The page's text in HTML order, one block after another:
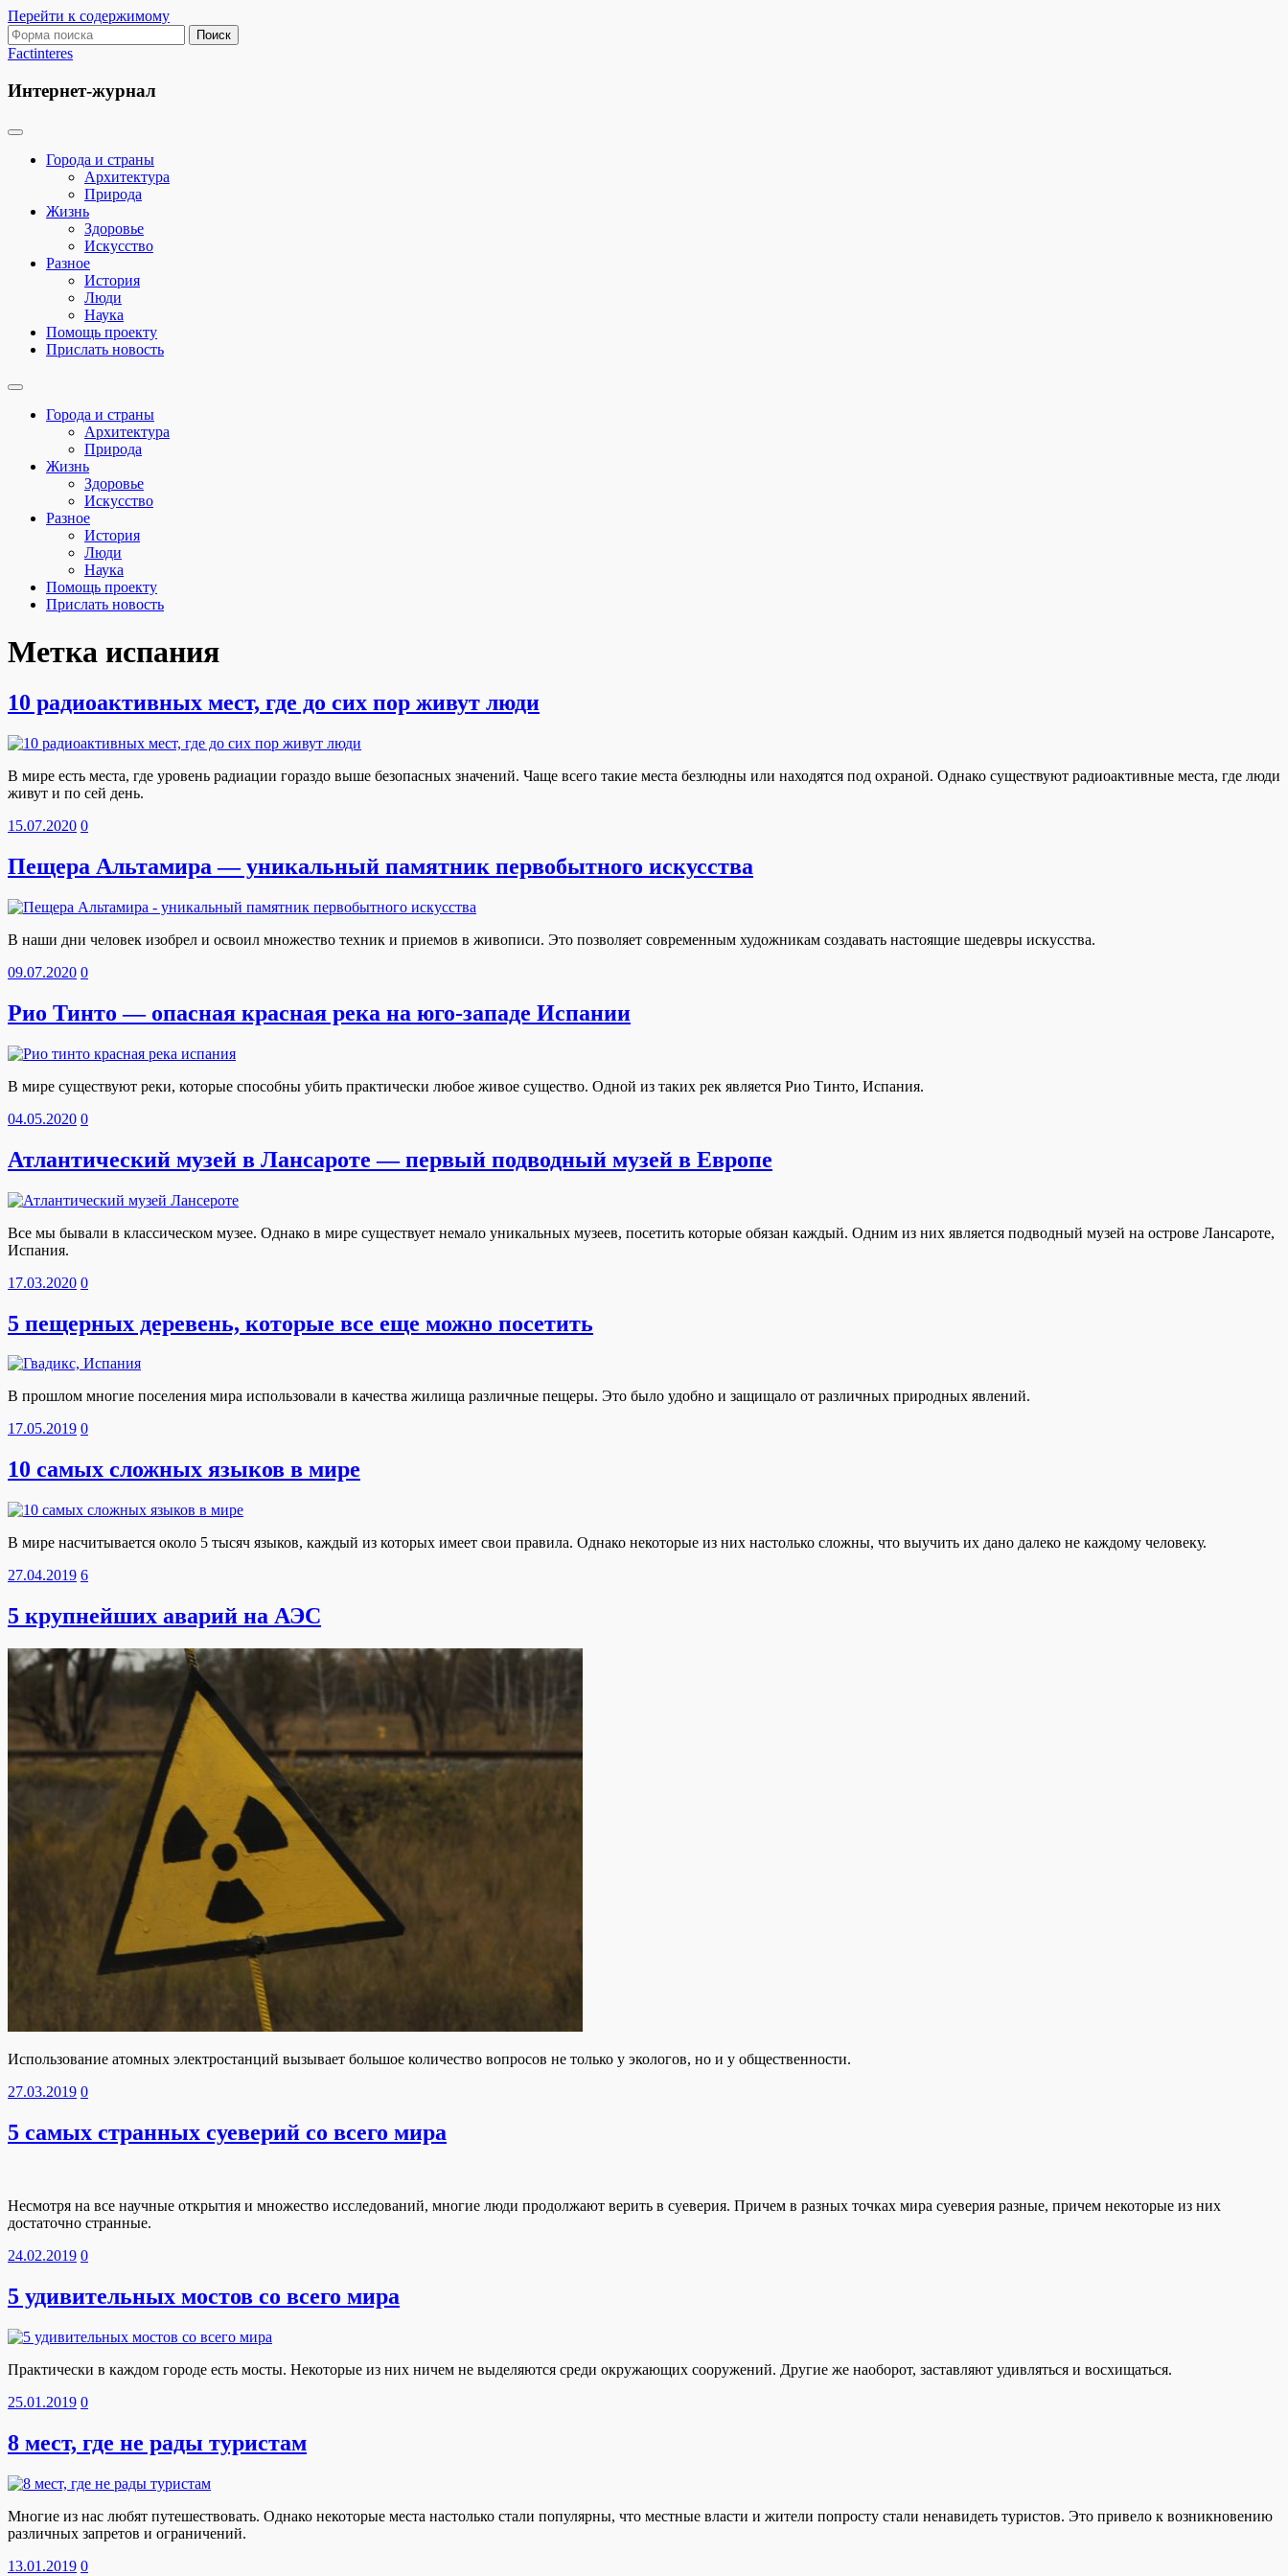
Перейти к содержимому
Поиск:
Factinteres
Интернет-журнал
Города и страны
Архитектура
Природа
Жизнь
Здоровье
Искусство
Разное
История
Люди
Наука
Помощь проекту
Прислать новость
Переключить
поискаГорода и страны
Архитектура
Природа
Жизнь
Здоровье
Искусство
Разное
История
Люди
Наука
Помощь проекту
Прислать новость
Метка испания
10 радиоактивных мест, где до сих пор живут люди
В мире есть места, где уровень радиации гораздо выше безопасных значений. Чаще всего такие места безлюдны или находятся под охраной. Однако существуют радиоактивные места, где люди
живут и по сей день.
15.07.2020 0
Пещера Альтамира — уникальный памятник первобытного искусства
В наши дни человек изобрел и освоил множество техник и приемов в живописи. Это позволяет современным художникам создавать настоящие шедевры искусства.
09.07.2020 0
Рио Тинто — опасная красная река на юго-западе Испании
В мире существуют реки, которые способны убить практически любое живое существо. Одной из таких рек является Рио Тинто, Испания.
04.05.2020 0
Атлантический музей в Лансароте — первый подводный музей в Европе
Все мы бывали в классическом музее. Однако в мире существует немало уникальных музеев, посетить которые обязан каждый. Одним из них является подводный музей на острове Лансароте,
Испания.
17.03.2020 0
5 пещерных деревень, которые все еще можно посетить
В прошлом многие поселения мира использовали в качества жилища различные пещеры. Это было удобно и защищало от различных природных явлений.
17.05.2019 0
10 самых сложных языков в мире
В мире насчитывается около 5 тысяч языков, каждый из которых имеет свои правила. Однако некоторые из них настолько сложны, что выучить их дано далеко не каждому человеку.
27.04.2019 6
5 крупнейших аварий на АЭС
Использование атомных электростанций вызывает большое количество вопросов не только у экологов, но и у общественности.
27.03.2019 0
5 самых странных суеверий со всего мира
Несмотря на все научные открытия и множество исследований, многие люди продолжают верить в суеверия. Причем в разных точках мира суеверия разные, причем некоторые из них
достаточно странные.
24.02.2019 0
5 удивительных мостов со всего мира
Практически в каждом городе есть мосты. Некоторые из них ничем не выделяются среди окружающих сооружений. Другие же наоборот, заставляют удивляться и восхищаться.
25.01.2019 0
8 мест, где не рады туристам
Многие из нас любят путешествовать. Однако некоторые места настолько стали популярны, что местные власти и жители попросту стали ненавидеть туристов. Это привело к возникновению
различных запретов и ограничений.
13.01.2019 0